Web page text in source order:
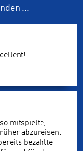
...
mitspielte,
abzureisen.
bezahlte